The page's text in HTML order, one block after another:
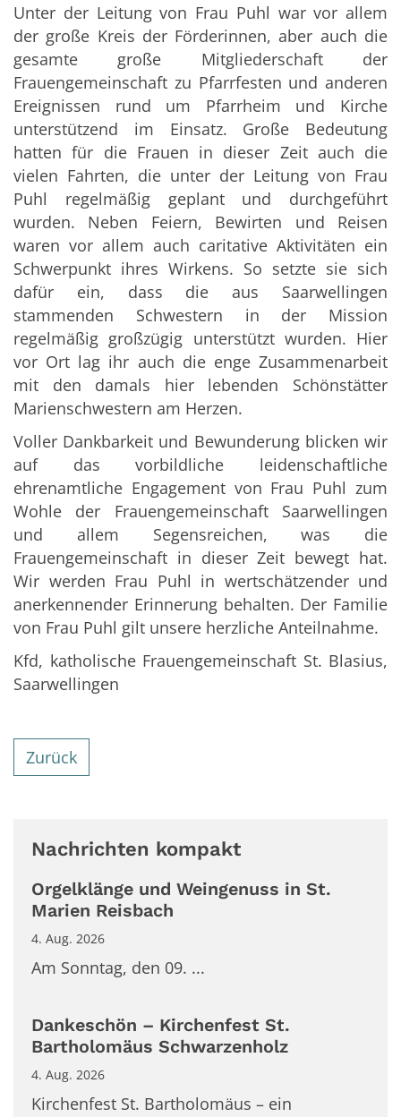
Unter der Leitung von Frau Puhl war vor allem
der große Kreis der Förderinnen, aber auch die
gesamte große Mitgliederschaft der
Frauengemeinschaft zu Pfarrfesten und anderen
Ereignissen rund um Pfarrheim und Kirche
unterstützend im Einsatz. Große Bedeutung
hatten für die Frauen in dieser Zeit auch die
vielen Fahrten, die unter der Leitung von Frau
Puhl regelmäßig geplant und durchgeführt
wurden. Neben Feiern, Bewirten und Reisen
waren vor allem auch caritative Aktivitäten ein
Schwerpunkt ihres Wirkens. So setzte sie sich
dafür ein, dass die aus Saarwellingen
stammenden Schwestern in der Mission
regelmäßig großzügig unterstützt wurden. Hier
vor Ort lag ihr auch die enge Zusammenarbeit
mit den damals hier lebenden Schönstätter
Marienschwestern am Herzen.
Voller Dankbarkeit und Bewunderung blicken wir
auf das vorbildliche leidenschaftliche
ehrenamtliche Engagement von Frau Puhl zum
Wohle der Frauengemeinschaft Saarwellingen
und allem Segensreichen, was die
Frauengemeinschaft in dieser Zeit bewegt hat.
Wir werden Frau Puhl in wertschätzender und
anerkennender Erinnerung behalten. Der Familie
von Frau Puhl gilt unsere herzliche Anteilnahme.
Kfd, katholische Frauengemeinschaft St. Blasius,
Saarwellingen
Zurück
Nachrichten kompakt
Orgelklänge und Weingenuss in St.
Marien Reisbach
4. Aug. 2026
Am Sonntag, den 09. ...
Dankeschön – Kirchenfest St.
Bartholomäus Schwarzenholz
4. Aug. 2026
Kirchenfest St. Bartholomäus – ein